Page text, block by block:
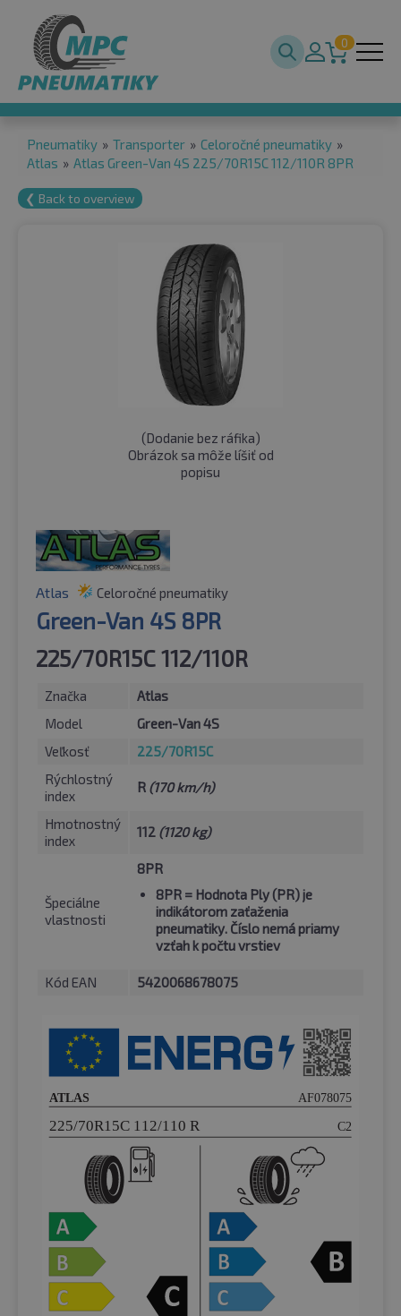
0
Pneumatiky » Transporter » Celoročné pneumatiky »
Atlas » Atlas Green-Van 4S 225/70R15C 112/110R 8PR
❮ Back to overview
(Dodanie bez ráfika)
Obrázok sa môže líšiť od
popisu
Atlas Celoročné pneumatiky
Green-Van 4S 8PR
225/70R15C 112/110R
Značka
Atlas
Model
Green-Van 4S
Veľkosť
225/70R15C
Rýchlostný
index
R (170 km/h)
Hmotnostný
index
112 (1120 kg)
Špeciálne
vlastnosti
8PR
8PR = Hodnota Ply (PR) je
indikátorom zaťaženia
pneumatiky. Číslo nemá priamy
vzťah k počtu vrstiev
Kód EAN 5420068678075